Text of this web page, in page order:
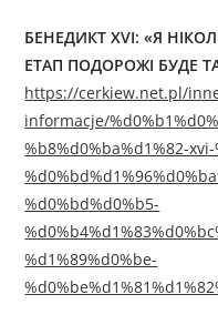
БЕНЕДИКТ XVI: «Я
ЕТАП ПОДОРОЖІ БУДЕ
https://cerkiew.net.pl/
informacje/
%b8%d0%ba%d1%82-
%d0%bd%d0%b5-
%d1%89%d0%be-